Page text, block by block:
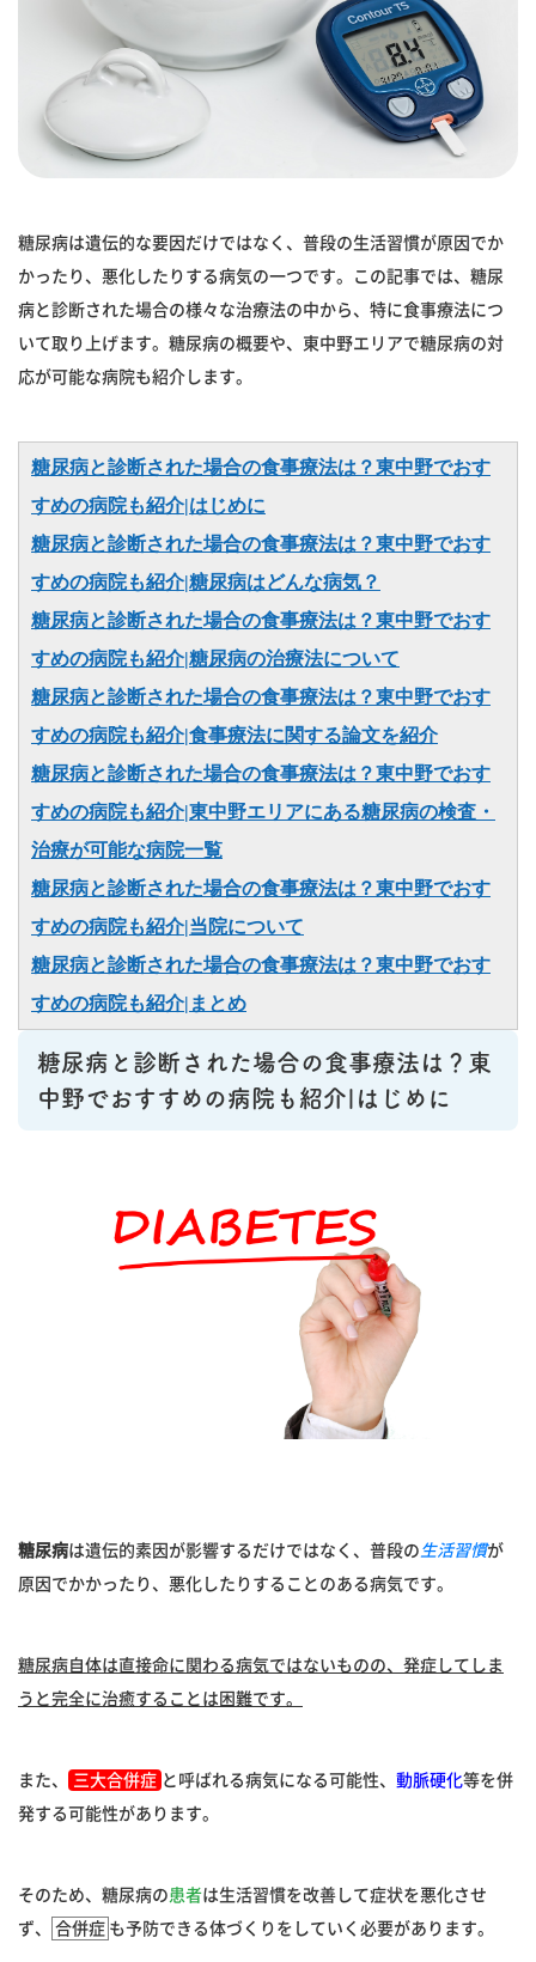
糖尿病は遺伝的な要因だけではなく、普段の生活習慣が原因でか
かったり、悪化したりする病気の一つです。この記事では、糖尿
病と診断された場合の様々な治療法の中から、特に食事療法につ
いて取り上げます。糖尿病の概要や、東中野エリアで糖尿病の対
応が可能な病院も紹介します。
糖尿病と診断された場合の食事療法は？東中野でおす
すめの病院も紹介|はじめに
糖尿病と診断された場合の食事療法は？東中野でおす
すめの病院も紹介|糖尿病はどんな病気？
糖尿病と診断された場合の食事療法は？東中野でおす
すめの病院も紹介|糖尿病の治療法について
糖尿病と診断された場合の食事療法は？東中野でおす
すめの病院も紹介|食事療法に関する論文を紹介
糖尿病と診断された場合の食事療法は？東中野でおす
すめの病院も紹介|東中野エリアにある糖尿病の検査・
治療が可能な病院一覧
糖尿病と診断された場合の食事療法は？東中野でおす
すめの病院も紹介|当院について
糖尿病と診断された場合の食事療法は？東中野でおす
すめの病院も紹介|まとめ
糖尿病と診断された場合の食事療法は？東
中野でおすすめの病院も紹介|はじめに
糖尿病は遺伝的素因が影響するだけではなく、普段の 生活習慣が
原因でかかったり、悪化したりすることのある病気です。
糖尿病自体は直接命に関わる病気ではないものの、発症してしま
うと完全に治癒することは困難です。
また、 三大合併症 と呼ばれる病気になる可能性、 動脈硬化等を併
発する可能性があります。
そのため、糖尿病の患者は生活習慣を改善して症状を悪化させ
ず、
合併症 も予防できる体づくりをしていく必要があります。